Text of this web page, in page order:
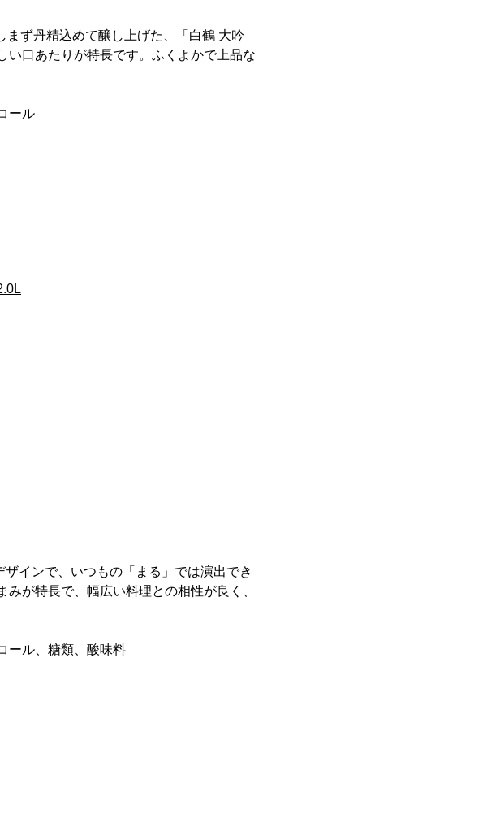
ず丹精込めて醸し上げた、「白鶴 大吟
い口あたりが特長です。ふくよかで上品な
ール
インで、いつもの「まる」では演出でき
が特長で、幅広い料理との相性が良く、
ル、糖類、酸味料